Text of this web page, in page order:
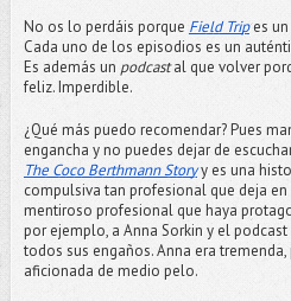
No os lo perdáis porque Field Tripes un
Cada uno de los episodios es un
Es además un podcastal que volver
feliz. Imperdible.
¿Qué más puedo recomendar? Pues
engancha y no puedes dejar de
The Coco Berthmann Storyy es una
compulsiva tan profesional que deja
mentiroso profesional que haya
por ejemplo, a Anna Sorkin y el podcast
todos sus engaños. Anna era
aficionada de medio pelo.